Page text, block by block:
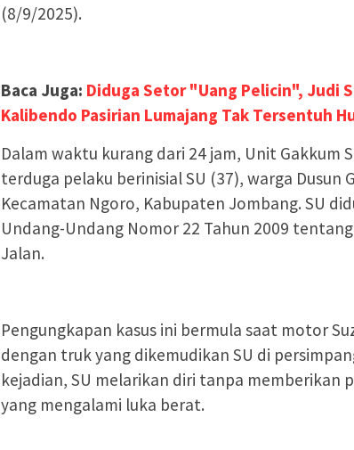
(8/9/2025).
Baca Juga: Diduga Setor "Uang Pelicin", Judi
Kalibendo Pasirian Lumajang Tak Tersentuh
Dalam waktu kurang dari 24 jam, Unit Gakkum
terduga pelaku berinisial SU (37), warga Dusun
Kecamatan Ngoro, Kabupaten Jombang. SU
Undang-Undang Nomor 22 Tahun 2009
Jalan.
Pengungkapan kasus ini bermula saat motor
dengan truk yang dikemudikan SU di
kejadian, SU melarikan diri tanpa memberikan
yang mengalami luka berat.